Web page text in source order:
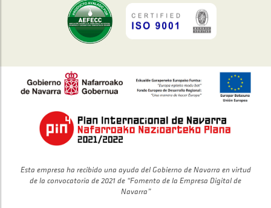
Esta empresa ha recibido una ayuda del Gobierno de Navarra en virtud
de la convocatoria de 2021 de “Fomento de la Empresa Digital de
Navarra”